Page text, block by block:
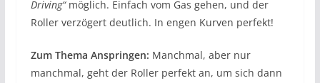
Driving“möglich. Einfach vom Gas gehen, und der
Roller verzögert deutlich. In engen Kurven perfekt!
Zum Thema Anspringen: Manchmal, aber nur
manchmal, geht der Roller perfekt an, um sich dann